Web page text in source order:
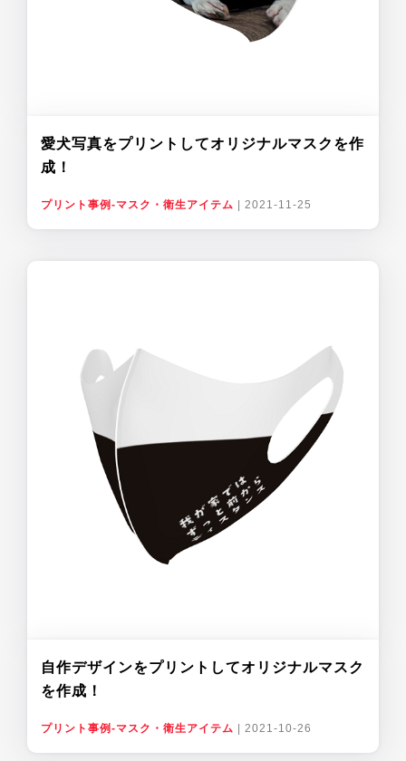
愛犬写真をプリントしてオリジナルマスクを作
成！
プリント事例-マスク・衛生アイテム 2021-11-25
自作デザインをプリントしてオリジナルマスク
を作成！
プリント事例-マスク・衛生アイテム 2021-10-26